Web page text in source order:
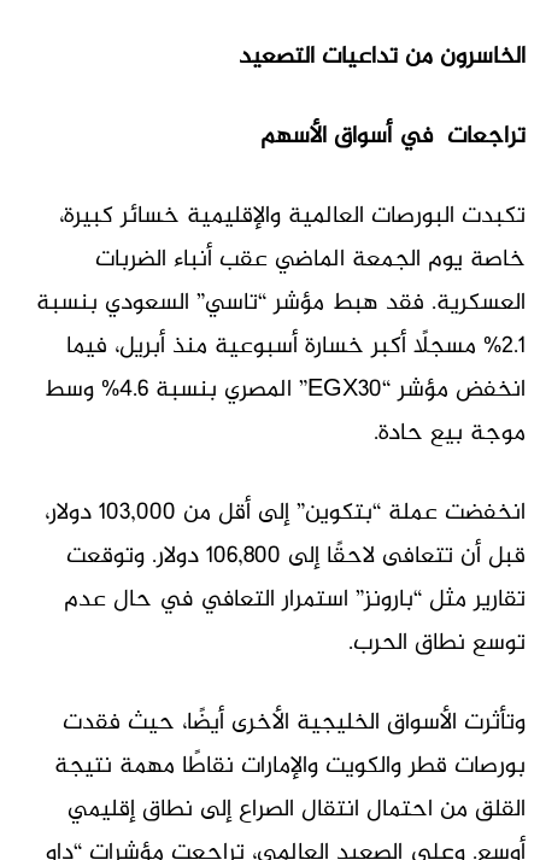
الخاسرون من تداعيات التصعيد
تراجعات في أسواق الأسهم
تكبدت البورصات العالمية والإقليمية خسائر كبيرة،
خاصة يوم الجمعة الماضي عقب أنباء الضربات
العسكرية. فقد هبط مؤشر “تاسي” السعودي بنسبة
2.1% مسجلًا أكبر خسارة أسبوعية منذ أبريل، فيما
انخفض مؤشر “EGX30” المصري بنسبة 4.6% وسط
موجة بيع حادة.
انخفضت عملة “بتكوين” إلى أقل من 103,000 دولار،
قبل أن تتعافى لاحقًا إلى 106,800 دولار. وتوقعت
تقارير مثل “بارونز” استمرار التعافي في حال عدم
توسع نطاق الحرب.
وتأثرت الأسواق الخليجية الأخرى أيضًا، حيث فقدت
بورصات قطر والكويت والإمارات نقاطًا مهمة نتيجة
القلق من احتمال انتقال الصراع إلى نطاق إقليمي